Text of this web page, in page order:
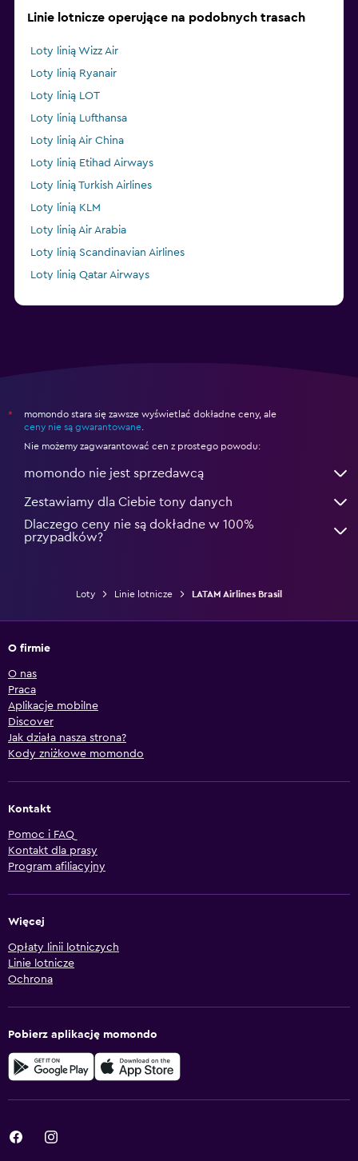
Linie lotnicze operujące na podobnych trasach
Loty linią Wizz Air
Loty linią Ryanair
Loty linią LOT
Loty linią Lufthansa
Loty linią Air China
Loty linią Etihad Airways
Loty linią Turkish Airlines
Loty linią KLM
Loty linią Air Arabia
Loty linią Scandinavian Airlines
Loty linią Qatar Airways
*
momondo stara się zawsze wyświetlać dokładne ceny, ale
ceny nie są gwarantowane
Nie możemy zagwarantować cen z prostego powodu:
momondo nie jest sprzedawcą
Zestawiamy dla Ciebie tony danych
Dlaczego ceny nie są dokładne w 100%
przypadków?
Loty Linie lotnicze LATAM Airlines Brasil
O firmie
O nas
Praca
Aplikacje mobilne
Discover
Jak działa nasza strona?
Kody zniżkowe momondo
Kontakt
Pomoc i FAQ
Kontakt dla prasy
Program afiliacyjny
Więcej
Opłaty linii lotniczych
Linie lotnicze
Ochrona
Pobierz aplikację momondo